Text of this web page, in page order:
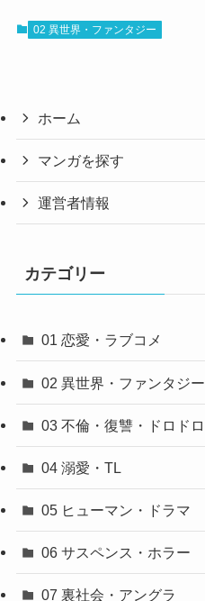
02 異世界・ファンタジー
ホーム
マンガを探す
運営者情報
カテゴリー
01 恋愛・ラブコメ
02 異世界・ファンタジー
03 不倫・復讐・ドロドロ
04 溺愛・TL
05 ヒューマン・ドラマ
06 サスペンス・ホラー
07 裏社会・アングラ